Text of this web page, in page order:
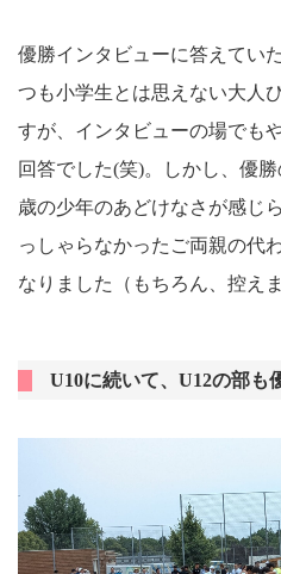
優勝インタビューに答えてい
つも小学生とは思えない大人
すが、インタビューの場でも
回答でした(笑)。しかし、優
歳の少年のあどけなさが感じ
っしゃらなかったご両親の代
なりました（もちろん、控え
U10に続いて、U12の部も